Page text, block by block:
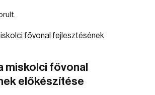
miskolci fővonal
előkészítése